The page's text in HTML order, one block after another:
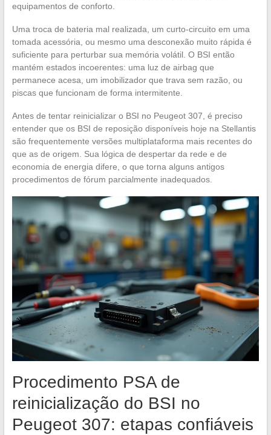
equipamentos de conforto.
Uma troca de bateria mal realizada, um curto-circuito em uma
tomada acessória, ou mesmo uma desconexão muito rápida é
suficiente para perturbar sua memória volátil. O BSI então
mantém estados incoerentes: uma luz de airbag que
permanece acesa, um imobilizador que trava sem razão, ou
piscas que funcionam de forma intermitente.
Antes de tentar reinicializar o BSI no Peugeot 307, é preciso
entender que os BSI de reposição disponíveis hoje na Stellantis
são frequentemente versões multiplataforma mais recentes do
que as de origem. Sua lógica de despertar da rede e de
economia de energia difere, o que torna alguns antigos
procedimentos de fórum parcialmente inadequados.
Procedimento PSA de
reinicialização do BSI no
Peugeot 307: etapas confiáveis